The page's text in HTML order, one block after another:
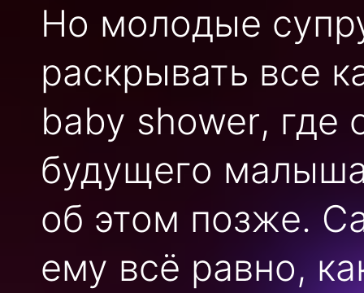
Но молодые
раскрывать все
baby shower, где
будущего
об этом позже.
ему всё равно,